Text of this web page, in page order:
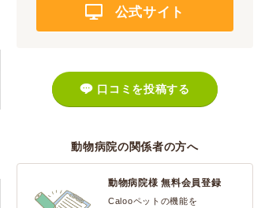
公式サイト
口コミを投稿する
動物病院の関係者の方へ
動物病院様 無料会員登録
Calooペットの機能を